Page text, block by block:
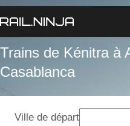
Trains de Kénitra à
Casablanca
Ville de départ